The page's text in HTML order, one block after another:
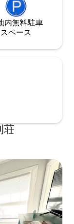
内無料駐⁠車
ス⁠ペ⁠ー⁠ス
荘